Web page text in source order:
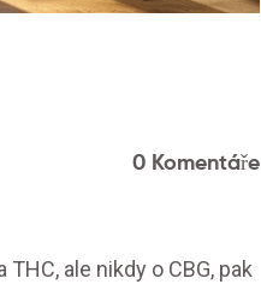
0 Komentáře
ale nikdy o CBG, pak